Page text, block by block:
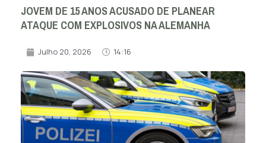
JOVEM DE 15 ANOS ACUSADO DE PLANEAR
ATAQUE COM EXPLOSIVOS NA ALEMANHA
Julho 20, 2026 14:16